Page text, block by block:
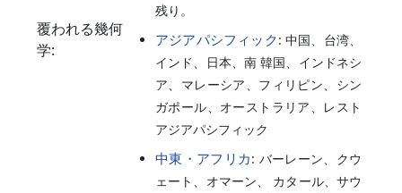
覆われる幾何
学:
残り。
アジアパシフィック: 中国、台湾、
インド、日本、南 韓国、インドネシ
ア、マレーシア、フィリピン、シン
ガポール、オーストラリア、レスト
アジアパシフィック
中東・アフリカ: バーレーン、クウ
ェート、オマーン、 カタール、サウ